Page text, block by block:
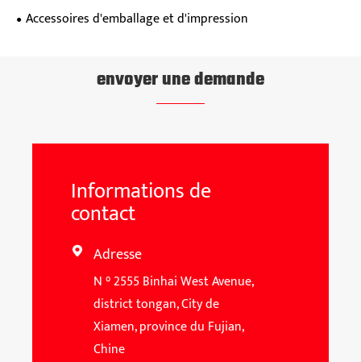
Accessoires d'emballage et d'impression
envoyer une demande
Informations de
contact
 Adresse
N ° 2555 Binhai West Avenue,
district tongan, City de
Xiamen, province du Fujian,
Chine